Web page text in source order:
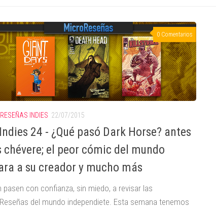
0 Comentarios
INDIES 22/07/2015
24 - ¿Qué pasó Dark Horse? antes
chévere; el peor cómic del mundo
a su creador y mucho más
pasen con confianza, sin miedo, a revisar las
del mundo independiete. Esta semana tenemos